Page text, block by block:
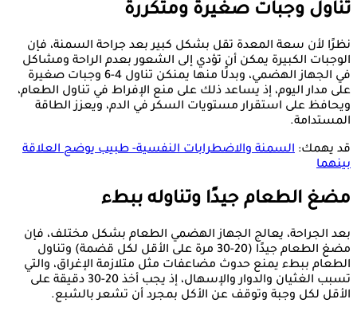
تناول وجبات صغيرة ومتكررة
نظرًا لأن سعة المعدة تقل بشكل كبير بعد جراحة السمنة، فإن
الوجبات الكبيرة يمكن أن تؤدي إلى الشعور بعدم الراحة ومشاكل
في الجهاز الهضمي، وبدلًا منها يمنكن تناول 4-6 وجبات صغيرة
على مدار اليوم، إذ يساعد ذلك على منع الإفراط في تناول الطعام،
ويحافظ على استقرار مستويات السكر في الدم، ويعزز الطاقة
المستدامة.
قد يهمك: السمنة والاضطرابات النفسية- طبيب يوضح العلاقة
بينهما
مضغ الطعام جيدًا وتناوله ببطء
بعد الجراحة، يعالج الجهاز الهضمي الطعام بشكل مختلف، فإن
مضغ الطعام جيدًا (20-30 مرة على الأقل لكل قضمة) وتناول
الطعام ببطء يمنع حدوث مضاعفات مثل متلازمة الإغراق، والتي
تسبب الغثيان والدوار والإسهال، إذ يجب أخذ 20-30 دقيقة على
الأقل لكل وجبة وتوقف عن الأكل بمجرد أن تشعر بالشبع.